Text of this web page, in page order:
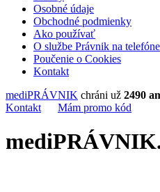
Osobné údaje
Obchodné podmienky
Ako používať
O službe Právnik na telefóne
Poučenie o Cookies
Kontakt
mediPRÁVNIK chráni už 2490
Kontakt
Mám promo kód